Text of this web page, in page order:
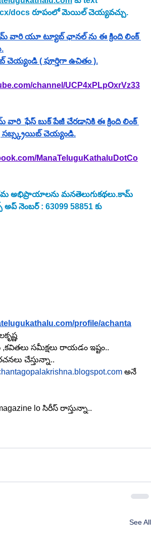
docs రూపంలో మెయిల్ చెయ్యవచ్చు.
వారి యూ ట్యూబ్ ఛానల్ ను ఈ క్రింది లింక్
( పూర్తిగా ఉచితం ).
channel/UCP4xPLpOxrVz33
వారి  ఫేస్ బుక్ పేజీ చేరడానికి ఈ క్రింది లింక్
సబ్స్క్రయిబ్ చెయ్యండి.
ManaTeluguKathaluDotCo
అభిప్రాయాలను మనతెలుగుకథలు.కామ్
నెంబర్ : 63099 58851 కు
profile/achanta
,కవితలు సమీక్షలు రాయడం ఇష్టం..
చేస్తున్నా..
అనే
lo సిరీస్ రాస్తున్నా..
See All